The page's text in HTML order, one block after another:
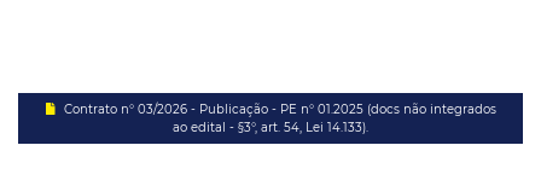
Contrato n° 03/2026 - Publicação - PE n° 01.2025 (docs não integrados
ao edital - §3°, art. 54, Lei 14.133).